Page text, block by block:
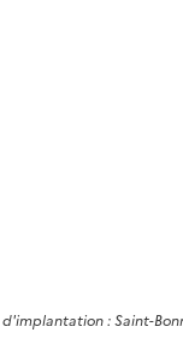
d'implantation :Saint-